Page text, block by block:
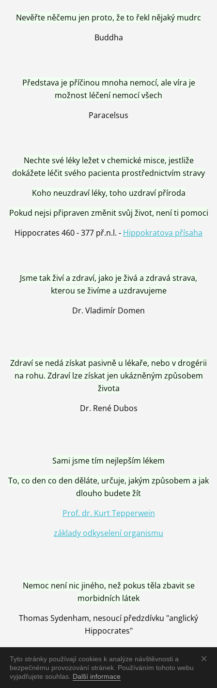
Tyto stránky používají cookies k analýze návštěvnosti a
bezpečnému provozování stránek. Používáním tohoto webu
vyjadřujete souhlas. Další informace
Nevěřte něčemu jen proto, že to řekl nějaký mudrc
Buddha
Představa je příčinou mnoha nemocí, ale víra je
možnost léčení nemocí všech
Paracelsus
Nechte své léky ležet v chemické misce, jestliže
dokážete léčit svého pacienta prostřednictvím stravy
Koho neuzdraví léky, toho uzdraví příroda
Pokud nejsi připraven změnit svůj život, není ti pomoci
Hippocrates 460 - 377 př.n.l. - Hippokratova přísaha
Jsme tak živí a zdraví, jako je živá a zdravá strava,
kterou se živíme a uzdravujeme
Dr. Vladimír Domen
Zdraví se nedá získat pasivně u lékaře, nebo v drogérii
na rohu. Zdraví lze získat jen ukázněným způsobem
života
Dr. René Dubos
Sami jsme tím nejlepším lékem
To, co den co den děláte, určuje, jakým způsobem a jak
dlouho budete žít
Prof. dr. Kurt Tepperwein
základy odkyselení organismu
Nemoc není nic jiného, než pokus těla zbavit se
morbidních látek
Thomas Sydenham, nesoucí předzdívku "anglický
Hippocrates"
Nemoc je vyléčena jen pomocí Přírody, neutralizací a